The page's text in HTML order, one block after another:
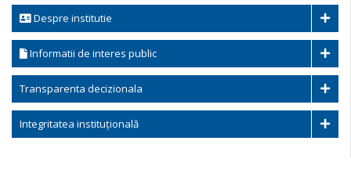
Despre institutie
Informatii de interes public
Transparenta decizionala
Integritatea instituțională